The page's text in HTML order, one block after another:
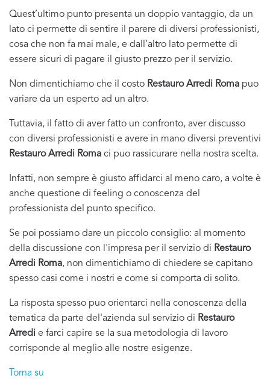
Quest’ultimo punto presenta un doppio vantaggio, da un
lato ci permette di sentire il parere di diversi professionisti,
cosa che non fa mai male, e dall’altro lato permette di
essere sicuri di pagare il giusto prezzo per il servizio.
Non dimentichiamo che il costo Restauro Arredi Roma puo
variare da un esperto ad un altro.
Tuttavia, il fatto di aver fatto un confronto, aver discusso
con diversi professionisti e avere in mano diversi preventivi
Restauro Arredi Roma ci puo rassicurare nella nostra scelta.
Infatti, non sempre è giusto affidarci al meno caro, a volte è
anche questione di feeling o conoscenza del
professionista del punto specifico.
Se poi possiamo dare un piccolo consiglio: al momento
della discussione con l'impresa per il servizio di Restauro
Arredi Roma, non dimentichiamo di chiedere se capitano
spesso casi come i nostri e come si comporta di solito.
La risposta spesso puo orientarci nella conoscenza della
tematica da parte del'azienda sul servizio di Restauro
Arredi e farci capire se la sua metodologia di lavoro
corrisponde al meglio alle nostre esigenze.
Torna su